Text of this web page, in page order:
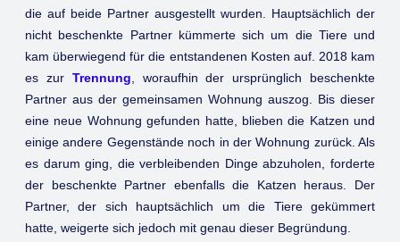
die auf beide Partner ausgestellt wurden. Hauptsächlich der
nicht beschenkte Partner kümmerte sich um die Tiere und
kam überwiegend für die entstandenen Kosten auf. 2018 kam
es zur Trennung , woraufhin der ursprünglich beschenkte
Partner aus der gemeinsamen Wohnung auszog. Bis dieser
eine neue Wohnung gefunden hatte, blieben die Katzen und
einige andere Gegenstände noch in der Wohnung zurück. Als
es darum ging, die verbleibenden Dinge abzuholen, forderte
der beschenkte Partner ebenfalls die Katzen heraus. Der
Partner, der sich hauptsächlich um die Tiere gekümmert
hatte, weigerte sich jedoch mit genau dieser Begründung.